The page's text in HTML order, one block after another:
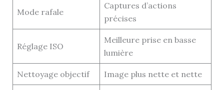
Mode rafale
Captures d’actions
précises
Réglage ISO
Meilleure prise en basse
lumière
Nettoyage objectif Image plus nette et nette